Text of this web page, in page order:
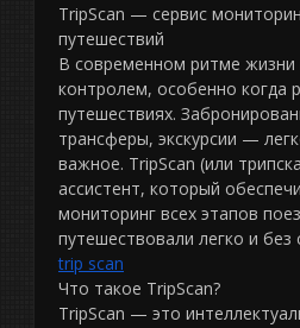
TripScan — сервис
путешествий
В современном ритме
контролем, особенно когда
путешествиях.
трансферы, экскурсии —
важное. TripScan (или
ассистент, который
мониторинг всех этапов
путешествовали легко и без
trip scan
Что такое TripScan?
TripScan — это